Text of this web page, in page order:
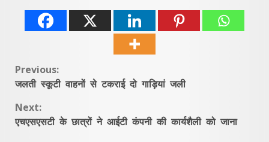
Continue
Reading
Previous:
जलती स्कूटी वाहनों से टकराई दो गाड़ियां जली
Next:
एचएसएसटी के छात्रों ने आईटी कंपनी की कार्यशैली को जाना